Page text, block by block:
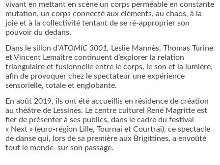
vivant en mettant en scène un corps perméable en constante
mutation, un corps connecté aux éléments, au chaos, à la
joie et à la collectivité tentant de se ré-approprier son
pouvoir du dedans.
Dans le sillon d’ATOMIC 3001, Leslie Mannès, Thomas Turine
et Vincent Lemaître continuent d’explorer la relation
triangulaire et fusionnelle entre le corps, le son et la lumière,
afin de provoquer chez le spectateur une expérience
sensorielle, totale et englobante.
En août 2019, ils ont été accueillis en résidence de création
au théâtre de Lessines. Le centre culturel René Magritte est
fier de présenter à ses publics, dans le cadre du festival
« Next » (euro-région Lille, Tournai et Courtrai), ce spectacle
de danse qui, lors de sa première aux Brigittines, a envoûté
tout le monde sur son passage.